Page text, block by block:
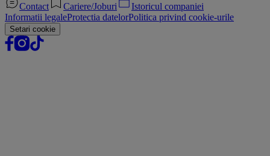
Contact Cariere/Joburi
Istoricul companiei
Informatii legaleProtectia datelorPolitica privind cookie-urile
Setari cookie